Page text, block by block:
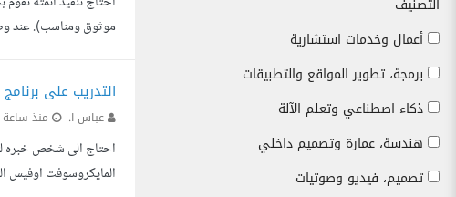
التصنيف
أعمال وخدمات استشارية
برمجة، تطوير المواقع والتطبيقات
ذكاء اصطناعي وتعلم الآلة
هندسة، عمارة وتصميم داخلي
تصميم، فيديو وصوتيات
التدريب على برنامج copilot
عباس ا. منذ ساعة